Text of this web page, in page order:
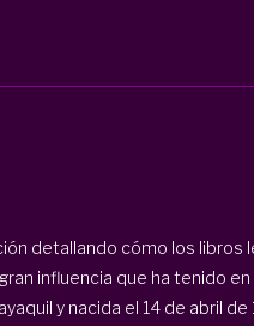
detallando cómo los libros
influencia que ha tenido
y nacida el 14 de abril